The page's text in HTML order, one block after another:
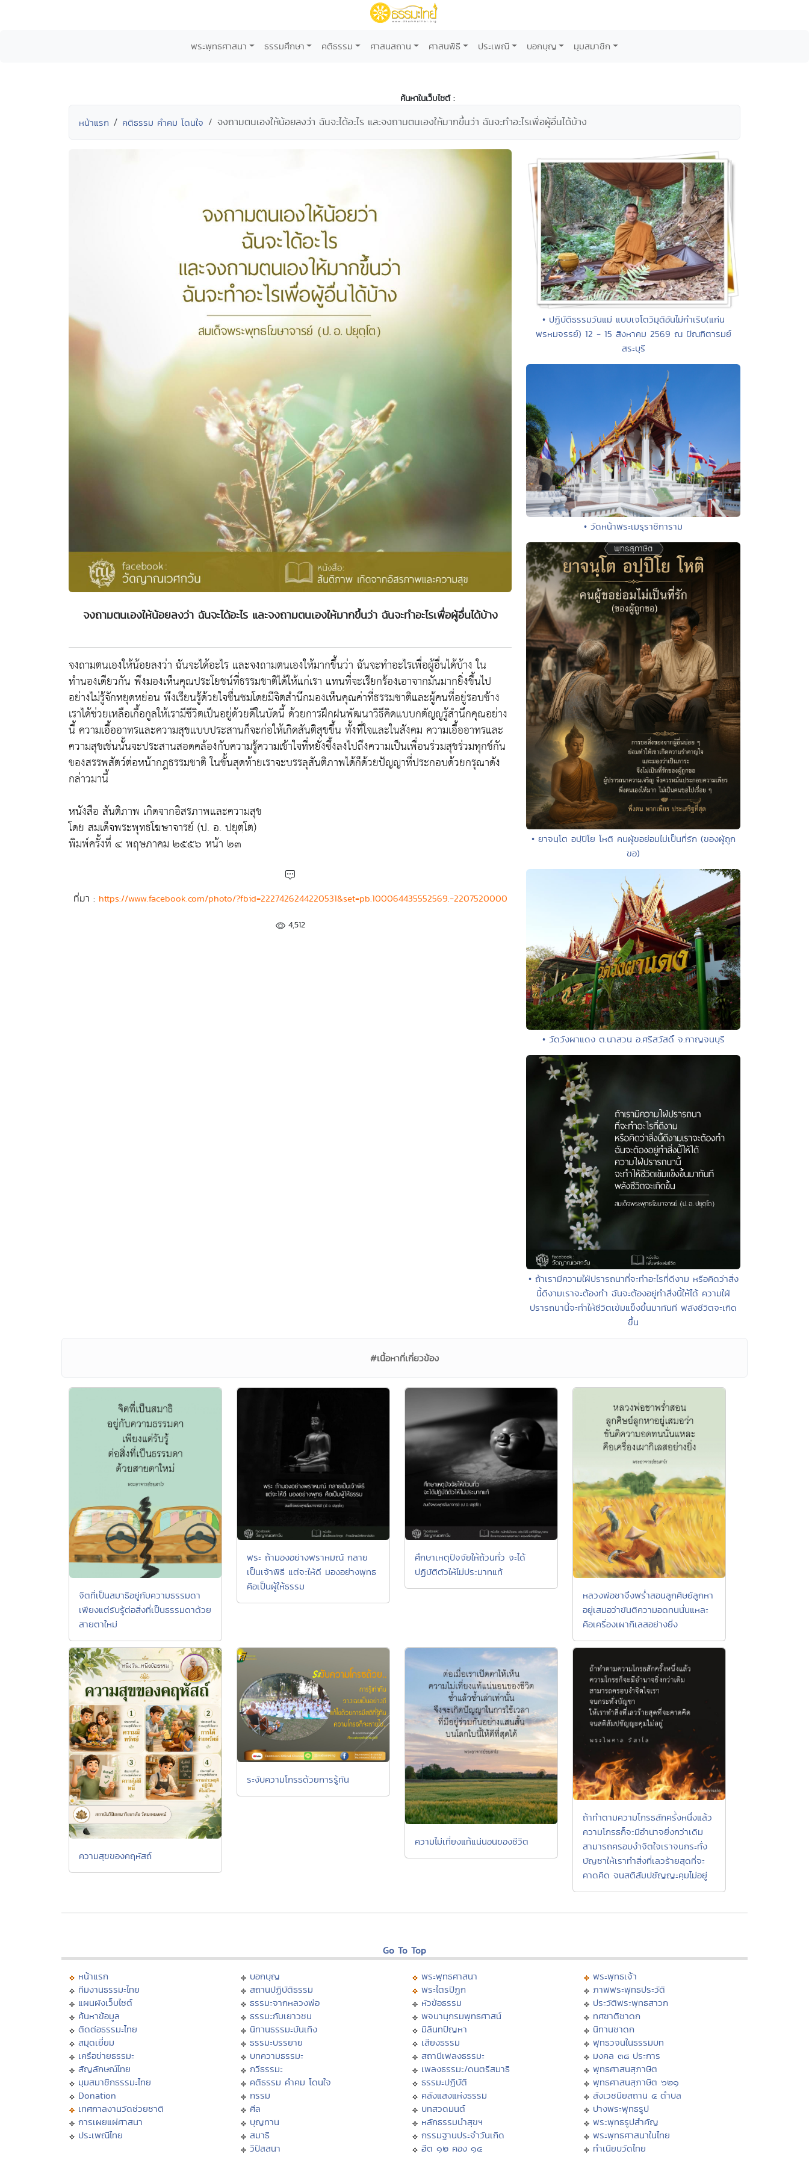
พระพุทธศาสนา ธรรมศึกษา คติธรรม ศาสนสถาน ศาสนพิธี ประเพณี บอกบุญ มุมสมาชิก
ค้นหาในเว็บไซต์ :
หน้าแรก คติธรรม คำคม โดนใจ จงถามตนเองให้น้อยลงว่า ฉันจะได้อะไร และจงถามตนเองให้มากขึ้นว่า ฉันจะทำอะไรเพื่อผู้อื่นได้บ้าง
จงถามตนเองให้น้อยลงว่า ฉันจะได้อะไร และจงถามตนเองให้มากขึ้นว่า ฉันจะทำอะไรเพื่อผู้อื่นได้บ้าง
จงถามตนเองให้น้อยลงว่า ฉันจะได้อะไร และจงถามตนเองให้มากขึ้นว่า ฉันจะทำอะไรเพื่อผู้อื่นได้บ้าง ใน
ทำนองเดียวกัน พึงมองเห็นคุณประโยชน์ที่ธรรมชาติได้ให้แก่เรา แทนที่จะเรียกร้องเอาจากมันมากยิ่งขึ้นไป
อย่างไม่รู้จักหยุดหย่อน พึงเรียนรู้ด้วยใจชื่นชมโดยมีจิตสำนึกมองเห็นคุณค่าที่ธรรมชาติและผู้คนที่อยู่รอบข้าง
เราได้ช่วยเหลือเกื้อกูลให้เรามีชีวิตเป็นอยู่ด้วยดีในบัดนี้ ด้วยการฝึกฝนพัฒนาวิธีคิดแบบกตัญญูรู้สำนึกคุณอย่าง
นี้ ความเอื้ออาทรและความสุขแบบประสานก็จะก่อให้เกิดสันติสุขขึ้น ทั้งที่ใจและในสังคม ความเอื้ออาทรและ
ความสุขเช่นนั้นจะประสานสอดคล้องกับความรู้ความเข้าใจที่หยั่งซึ้งลงไปถึงความเป็นเพื่อนร่วมสุขร่วมทุกข์กัน
ของสรรพสัตว์ต่อหน้ากฎธรรมชาติ ในขั้นสุดท้ายเราจะบรรลุสันติภาพได้ก็ด้วยปัญญาที่ประกอบด้วยกรุณาดัง
กล่าวมานี้
หนังสือ สันติภาพ เกิดจากอิสรภาพและความสุข
โดย สมเด็จพระพุทธโฆษาจารย์ (ป. อ. ปยุตฺโต)
พิมพ์ครั้งที่ ๔ พฤษภาคม ๒๕๕๖ หน้า ๒๓
ที่มา : https://www.facebook.com/photo/?fbid=2227426244220531&set=pb.100064435552569.-2207520000
4,512
• ปฏิบัติธรรมวันแม่ แบบเจโตวิมุติอันไม่กำเริบ(แก่น
พรหมจรรย์) 12 - 15 สิงหาคม 2569 ณ ปัณฑิตารมย์
สระบุรี
• วัดหน้าพระเมรุราชิการาม
• ยาจนฺโต อปฺปิโย โหติ คนผู้ขอย่อมไม่เป็นที่รัก (ของผู้ถูก
ขอ)
• วัดวังผาแดง ต.นาสวน อ.ศรีสวัสดิ์ จ.กาญจนบุรี
• ถ้าเรามีความใฝ่ปรารถนาที่จะทำอะไรที่ดีงาม หรือคิดว่าสิ่ง
นี้ดีงามเราจะต้องทำ ฉันจะต้องอยู่ทำสิ่งนี้ให้ได้ ความใฝ่
ปรารถนานี้จะทำให้ชีวิตเข้มแข็งขึ้นมาทันที พลังชีวิตจะเกิด
ขึ้น
#เนื้อหาที่เกี่ยวข้อง
จิตที่เป็นสมาธิอยู่กับความธรรมดา
เพียงแต่รับรู้ต่อสิ่งที่เป็นธรรมดาด้วย
สายตาใหม่
พระ ถ้ามองอย่างพราหมณ์ กลาย
เป็นเจ้าพิธี แต่จะให้ดี มองอย่างพุทธ
คือเป็นผู้ให้ธรรม
ศึกษาเหตุปัจจัยให้ถ้วนทั่ว จะได้
ปฏิบัติตัวให้ไม่ประมาทแท้
หลวงพ่อชาจึงพร่ำสอนลูกศิษย์ลูกหา
อยู่เสมอว่าขันติความอดทนนั่นแหละ
คือเครื่องเผากิเลสอย่างยิ่ง
ความสุขของคฤหัสถ์
ระงับความโกรธด้วยการรู้ทัน
ความไม่เที่ยงแท้แน่นอนของชีวิต
ถ้าทำตามความโกรธสักครั้งหนึ่งแล้ว
ความโกรธก็จะมีอำนาจยิ่งกว่าเดิม
สามารถครอบงำจิตใจเราจนกระทั่ง
บัญชาให้เราทำสิ่งที่เลวร้ายสุดที่จะ
คาดคิด จนสติสัมปชัญญะคุมไม่อยู่
Go To Top
หน้าแรก
ทีมงานธรรมะไทย
แผนผังเว็บไซต์
ค้นหาข้อมูล
ติดต่อธรรมะไทย
สมุดเยี่ยม
เครือข่ายธรรมะ
สัญลักษณ์ไทย
มุมสมาชิกธรรมะไทย
Donation
เทศกาลงานวัดช่วยชาติ
การเผยแผ่ศาสนา
ประเพณีไทย
บอกบุญ
สถานปฏิบัติธรรม
ธรรมะจากหลวงพ่อ
ธรรมะกับเยาวชน
นิทานธรรมะบันเทิง
ธรรมะบรรยาย
บทความธรรมะ
กวีธรรมะ
คติธรรม คำคม โดนใจ
กรรม
ศีล
บุญทาน
สมาธิ
วิปัสสนา
พระพุทธศาสนา
พระไตรปิฏก
หัวข้อธรรม
พจนานุกรมพุทธศาสน์
มิลินทปัญหา
เสียงธรรม
สถานีเพลงธรรมะ
เพลงธรรมะ/ดนตรีสมาธิ
ธรรมะปฏิบัติ
คลังแสงแห่งธรรม
บทสวดมนต์
หลักธรรมนำสุขฯ
กรรมฐานประจำวันเกิด
ฮีต ๑๒ คอง ๑๔
พระพุทธเจ้า
ภาพพระพุทธประวัติ
ประวัติพระพุทธสาวก
ทศชาติชาดก
นิทานชาดก
พุทธวจนในธรรมบท
มงคล ๓๘ ประการ
พุทธศาสนสุภาษิต
พุทธศาสนสุภาษิต ๖๒๑
สังเวชนียสถาน ๔ ตำบล
ปางพระพุทธรูป
พระพุทธรูปสำคัญ
พระพุทธศาสนาในไทย
ทำเนียบวัดไทย